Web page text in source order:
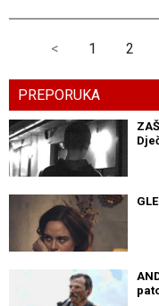
< 1 2
PREPORUKA